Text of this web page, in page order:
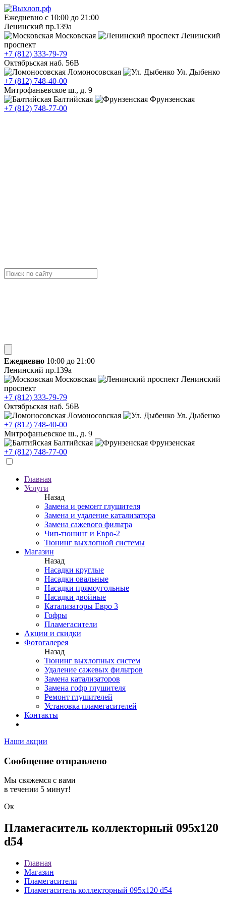
Ежедневно c 10:00 до 21:00
Ленинский пр.139а
Московская
Ленинский
проспект
+7 (812) 333-79-79
Октябрьская наб. 56В
Ломоносовская
Ул. Дыбенко
+7 (812) 748-40-00
Митрофаньевское ш., д. 9
Балтийская
Фрунзенская
+7 (812) 748-77-00
Ежедневно 10:00 до 21:00
Ленинский пр.139а
Московская
Ленинский
проспект
+7 (812) 333-79-79
Октябрьская наб. 56В
Ломоносовская
Ул. Дыбенко
+7 (812) 748-40-00
Митрофаньевское ш., д. 9
Балтийская
Фрунзенская
+7 (812) 748-77-00
Главная
Услуги
Назад
Замена и ремонт глушителя
Замена и удаление катализатора
Замена сажевого фильтра
Чип-тюнинг и Евро-2
Тюнинг выхлопной системы
Магазин
Назад
Насадки круглые
Насадки овальные
Насадки прямоугольные
Насадки двойные
Катализаторы Евро 3
Гофры
Пламегасители
Акции и скидки
Фотогалерея
Назад
Тюнинг выхлопных систем
Удаление сажевых фильтров
Замена катализаторов
Замена гофр глушителя
Ремонт глушителей
Установка пламегасителей
Контакты
Наши акции
Сообщение отправлено
Мы свяжемся с вами
в течении 5 минут!
Ок
Пламегаситель коллекторный 095х120
d54
Главная
Магазин
Пламегасители
Пламегаситель коллекторный 095х120 d54